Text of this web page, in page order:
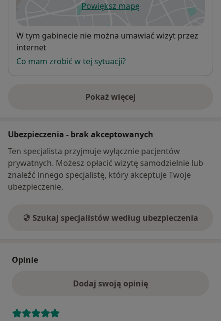
Powiększ mapęotwiera się w nowej karcie
Dostępność
W tym gabinecie nie można umawiać wizyt przez
internet
Co mam zrobić w tej sytuacji?
Pokaż więcej
o adresie
Ubezpieczenia - brak akceptowanych
Ten specjalista przyjmuje wyłącznie pacjentów
prywatnych. Możesz opłacić wizytę samodzielnie lub
znaleźć innego specjalistę, który akceptuje Twoje
ubezpieczenie.
Szukaj specjalistów według ubezpieczenia
Opinie
Dodaj swoją opinię